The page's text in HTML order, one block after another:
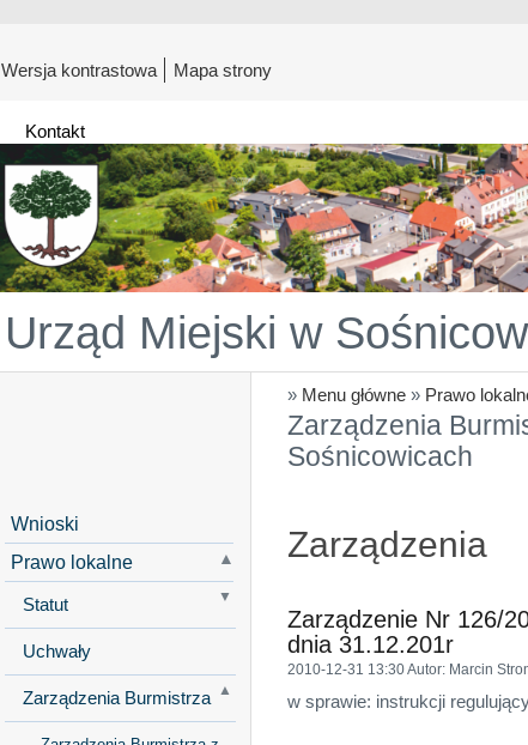
Wersja kontrastowa Mapa strony
Kontakt
Urząd Miejski w
» Menu główne » Prawo
Zarządzenia
Sośnicowicach
Wnioski
Prawo lokalne
Statut
Uchwały
Zarządzenia Burmistrza
Zarządzenia
Zarządzenie Nr 126/
dnia 31.12.201r
2010-12-31 13:30Autor: Marcin
w sprawie: instrukcji